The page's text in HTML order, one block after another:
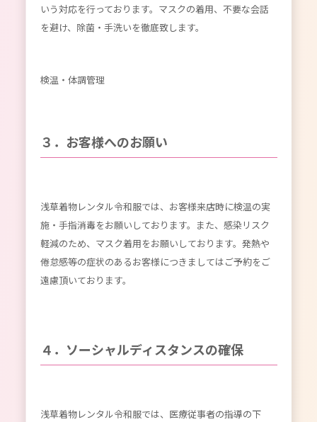
いう対応を行っております。マスクの着用、不要な会話
を避け、除菌・手洗いを徹底致します。
検温・体調管理
３．お客様へのお願い
浅草着物レンタル令和服では、お客様来店時に検温の実
施・手指消毒をお願いしております。また、感染リスク
軽減のため、マスク着用をお願いしております。発熱や
倦怠感等の症状のあるお客様につきましてはご予約をご
遠慮頂いております。
４．ソーシャルディスタンスの確保
浅草着物レンタル令和服では、医療従事者の指導の下